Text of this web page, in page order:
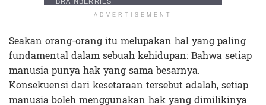
ADVERTISEMENT
Seakan orang-orang itu melupakan hal yang paling
fundamental dalam sebuah kehidupan: Bahwa setiap
manusia punya hak yang sama besarnya.
Konsekuensi dari kesetaraan tersebut adalah, setiap
manusia boleh menggunakan hak yang dimilikinya